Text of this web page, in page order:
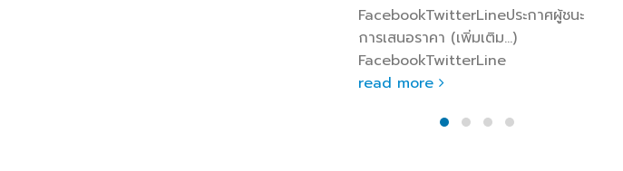
FacebookTwitterLineประกาศผู้ชนะ
การเสนอราคา (เพิ่มเติม…)
FacebookTwitterLine
read more